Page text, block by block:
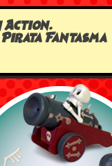
Action.
Fantasma